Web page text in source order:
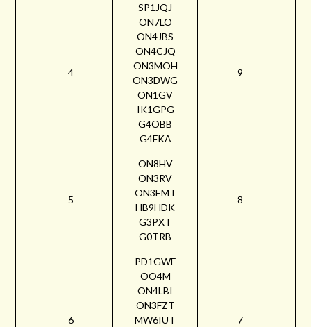
4
SP1JQJ
ON7LO
ON4JBS
ON4CJQ
ON3MOH
ON3DWG
ON1GV
IK1GPG
G4OBB
G4FKA
9
5
ON8HV
ON3RV
ON3EMT
HB9HDK
G3PXT
G0TRB
8
6
PD1GWF
OO4M
ON4LBI
ON3FZT
MW6IUT
7